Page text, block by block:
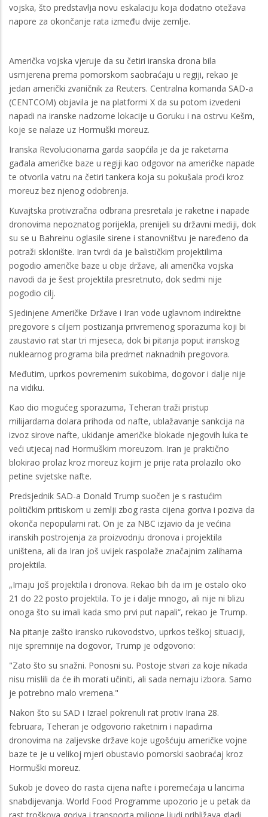
vojska, što predstavlja novu eskalaciju koja dodatno otežava
napore za okončanje rata između dvije zemlje.
Američka vojska vjeruje da su četiri iranska drona bila
usmjerena prema pomorskom saobraćaju u regiji, rekao je
jedan američki zvaničnik za Reuters. Centralna komanda SAD-a
(CENTCOM) objavila je na platformi X da su potom izvedeni
napadi na iranske nadzorne lokacije u Goruku i na ostrvu Kešm,
koje se nalaze uz Hormuški moreuz.
Iranska Revolucionarna garda saopćila je da je raketama
gađala američke baze u regiji kao odgovor na američke napade
te otvorila vatru na četiri tankera koja su pokušala proći kroz
moreuz bez njenog odobrenja.
Kuvajtska protivzračna odbrana presretala je raketne i napade
dronovima nepoznatog porijekla, prenijeli su državni mediji, dok
su se u Bahreinu oglasile sirene i stanovništvu je naređeno da
potraži sklonište. Iran tvrdi da je balističkim projektilima
pogodio američke baze u obje države, ali američka vojska
navodi da je šest projektila presretnuto, dok sedmi nije
pogodio cilj.
Sjedinjene Američke Države i Iran vode uglavnom indirektne
pregovore s ciljem postizanja privremenog sporazuma koji bi
zaustavio rat star tri mjeseca, dok bi pitanja poput iranskog
nuklearnog programa bila predmet naknadnih pregovora.
Međutim, uprkos povremenim sukobima, dogovor i dalje nije
na vidiku.
Kao dio mogućeg sporazuma, Teheran traži pristup
milijardama dolara prihoda od nafte, ublažavanje sankcija na
izvoz sirove nafte, ukidanje američke blokade njegovih luka te
veći utjecaj nad Hormuškim moreuzom. Iran je praktično
blokirao prolaz kroz moreuz kojim je prije rata prolazilo oko
petine svjetske nafte.
Predsjednik SAD-a Donald Trump suočen je s rastućim
političkim pritiskom u zemlji zbog rasta cijena goriva i poziva da
okonča nepopularni rat. On je za NBC izjavio da je većina
iranskih postrojenja za proizvodnju dronova i projektila
uništena, ali da Iran još uvijek raspolaže značajnim zalihama
projektila.
„Imaju još projektila i dronova. Rekao bih da im je ostalo oko
21 do 22 posto projektila. To je i dalje mnogo, ali nije ni blizu
onoga što su imali kada smo prvi put napali“, rekao je Trump.
Na pitanje zašto iransko rukovodstvo, uprkos teškoj situaciji,
nije spremnije na dogovor, Trump je odgovorio:
"Zato što su snažni. Ponosni su. Postoje stvari za koje nikada
nisu mislili da će ih morati učiniti, ali sada nemaju izbora. Samo
je potrebno malo vremena."
Nakon što su SAD i Izrael pokrenuli rat protiv Irana 28.
februara, Teheran je odgovorio raketnim i napadima
dronovima na zaljevske države koje ugošćuju američke vojne
baze te je u velikoj mjeri obustavio pomorski saobraćaj kroz
Hormuški moreuz.
Sukob je doveo do rasta cijena nafte i poremećaja u lancima
snabdijevanja. World Food Programme upozorio je u petak da
rast troškova goriva i transporta milione ljudi približava gladi.